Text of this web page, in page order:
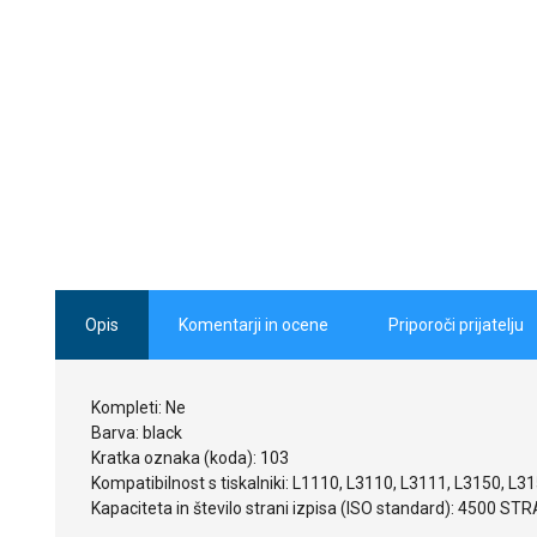
Opis
Komentarji in ocene Priporoči prijatelju
Kompleti: Ne
Barva: black
Kratka oznaka (koda): 103
Kompatibilnost s tiskalniki: L1110, L3110, L3111, L3150,
Kapaciteta in število strani izpisa (ISO standard): 4500